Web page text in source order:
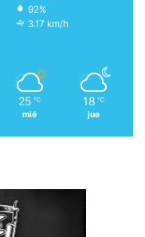
92%
3.17 km/h
25 ℃
mié
18 ℃
jue